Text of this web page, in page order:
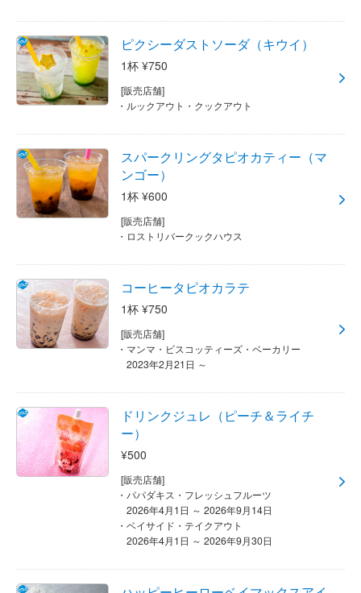
ピクシーダストソーダ（キウイ）
1杯 ¥750
[販売店舗]
ルックアウト・クックアウト
スパークリングタピオカティー（マ
ンゴー）
1杯 ¥600
[販売店舗]
ロストリバークックハウス
コーヒータピオカラテ
1杯 ¥750
[販売店舗]
マンマ・ビスコッティーズ・ベーカリー
2023年2月21日 ～
ドリンクジュレ（ピーチ＆ライチ
ー）
¥500
[販売店舗]
パパダキス・フレッシュフルーツ
2026年4月1日 ～ 2026年9月14日
ベイサイド・テイクアウト
2026年4月1日 ～ 2026年9月30日